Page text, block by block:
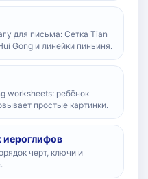
для письма: Сетка Tian
Gong и линейки пиньиня.
worksheets: ребёнок
простые картинки.
иероглифов
черт, ключи и